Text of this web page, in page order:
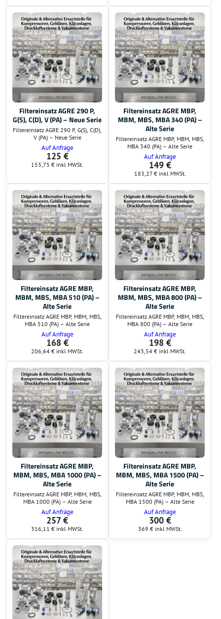
Filtereinsatz AGRE 290 P,
G(S), C(D), V (PA) – Neue Serie
Filtereinsatz AGRE 290 P, G(S), C(D),
V (PA) – Neue Serie
Auf Anfrage
125 €
153,75 € inkl MWSt.
Filtereinsatz AGRE MBP,
MBM, MBS, MBA 340 (PA) –
Alte Serie
Filtereinsatz AGRE MBP, MBM, MBS,
MBA 340 (PA) – Alte Serie
Auf Anfrage
149 €
183,27 € inkl MWSt.
Filtereinsatz AGRE MBP,
MBM, MBS, MBA 510 (PA) –
Alte Serie
Filtereinsatz AGRE MBP, MBM, MBS,
MBA 510 (PA) – Alte Serie
Auf Anfrage
168 €
206,64 € inkl MWSt.
Filtereinsatz AGRE MBP,
MBM, MBS, MBA 800 (PA) –
Alte Serie
Filtereinsatz AGRE MBP, MBM, MBS,
MBA 800 (PA) – Alte Serie
Auf Anfrage
198 €
243,54 € inkl MWSt.
Filtereinsatz AGRE MBP,
MBM, MBS, MBA 1000 (PA) –
Alte Serie
Filtereinsatz AGRE MBP, MBM, MBS,
MBA 1000 (PA) – Alte Serie
Auf Anfrage
257 €
316,11 € inkl MWSt.
Filtereinsatz AGRE MBP,
MBM, MBS, MBA 1500 (PA) –
Alte Serie
Filtereinsatz AGRE MBP, MBM, MBS,
MBA 1500 (PA) – Alte Serie
Auf Anfrage
300 €
369 € inkl MWSt.